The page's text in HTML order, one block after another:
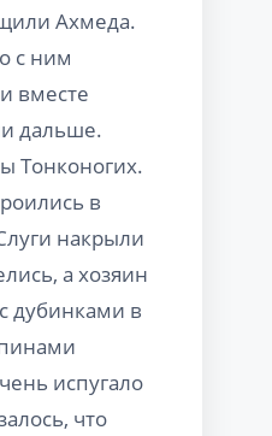
Ахмеда.
с ним
вместе
дальше.
Тонконогих.
в
накрыли
а хозяин
дубинками в
испугало
что